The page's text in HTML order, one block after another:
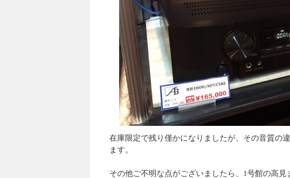
在庫限定で残り僅かになりましたが、その音質の
ます。
その他ご不明な点がございましたら、1号館の高